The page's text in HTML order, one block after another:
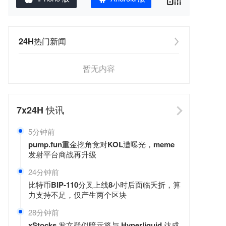
24H热门新闻
暂无内容
7x24H快讯
5分钟前
pump.fun重金挖角竞对KOL遭曝光，meme
发射平台商战再升级
24分钟前
比特币BIP-110分叉上线8小时后面临夭折，算
力支持不足，仅产生两个区块
28分钟前